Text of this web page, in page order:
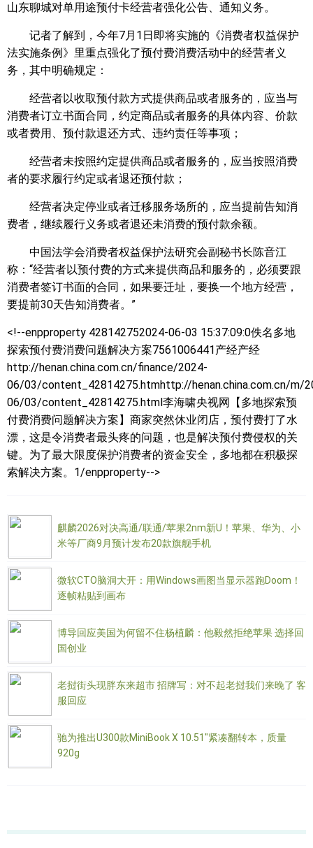
山东聊城对单用途预付卡经营者强化公告、通知义务。
记者了解到，今年7月1日即将实施的《消费者权益保护
法实施条例》里重点强化了预付费消费活动中的经营者义
务，其中明确规定：
经营者以收取预付款方式提供商品或者服务的，应当与
消费者订立书面合同，约定商品或者服务的具体内容、价款
或者费用、预付款退还方式、违约责任等事项；
经营者未按照约定提供商品或者服务的，应当按照消费
者的要求履行约定或者退还预付款；
经营者决定停业或者迁移服务场所的，应当提前告知消
费者，继续履行义务或者退还未消费的预付款余额。
中国法学会消费者权益保护法研究会副秘书长陈音江
称：“经营者以预付费的方式来提供商品和服务的，必须要跟
消费者签订书面的合同，如果要迁址，要换一个地方经营，
要提前30天告知消费者。”
<!--enpproperty 428142752024-06-03 15:37:09:0佚名多地
探索预付费消费问题解决方案7561006441产经产经
http://henan.china.com.cn/finance/2024-
06/03/content_42814275.htmhttp://henan.china.com.cn/m/
06/03/content_42814275.html李海啸央视网【多地探索预
付费消费问题解决方案】商家突然休业闭店，预付费打了水
漂，这是令消费者最头疼的问题，也是解决预付费侵权的关
键。为了最大限度保护消费者的资金安全，多地都在积极探
索解决方案。1/enpproperty-->
麒麟2026对决高通/联通/苹果2nm新U！苹果、华为、小
米等厂商9月预计发布20款旗舰手机
微软CTO脑洞大开：用Windows画图当显示器跑Doom！
逐帧粘贴到画布
博导回应美国为何留不住杨植麟：他毅然拒绝苹果 选择回
国创业
老挝街头现胖东来超市 招牌写：对不起老挝我们来晚了 客
服回应
驰为推出U300款MiniBook X 10.51"紧凑翻转本，质量
920g